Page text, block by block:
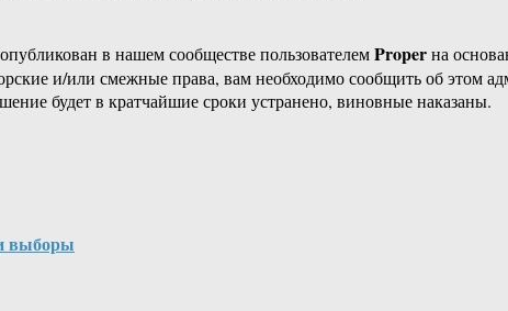
в нашем сообществе пользователемProperна
и/или смежные права, вам необходимо сообщить об этом
будет в кратчайшие сроки устранено, виновные наказаны.
выборы